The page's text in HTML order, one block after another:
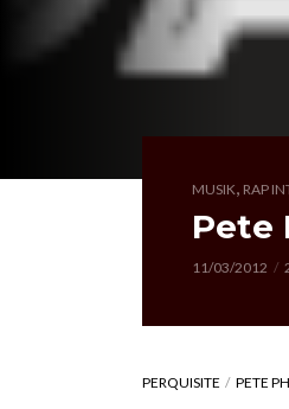
MUSIK, RAP
Pete
11/03/2012
PERQUISITE PETE